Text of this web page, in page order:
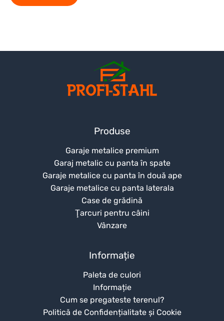
Produse
Garaje metalice premium
Garaj metalic cu panta în spate
Garaje metalice cu panta în două ape
Garaje metalice cu panta laterala
Case de grădină
Ţarcuri pentru câini
Vânzare
Informație
Paleta de culori
Informație
Cum se pregateste terenul?
Politică de Confidențialitate și Cookie